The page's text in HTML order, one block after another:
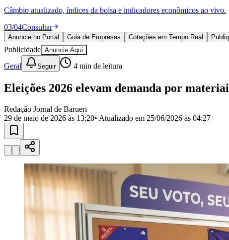
Eleições
Esportes
Saúde
Segurança
Cultura
Meio Ambiente
Obras
Bairros de Barueri
Selecione sua região Para notícias da sua região
AldeiaAldeia da Serra
Militar Itapevi
CristinaJardim Maria Helena
AldeinhaOsascoParque dos CamargosParque ImperialParque Santa
CondeVila Engenho Novo Vila Márcia Vila Nossa Sra. da Escada Vila
Para Sua Empresa
Anuncie no Portal
Guia de Empresas
Novo
Publicidade Legal
Câmbio atualizado, índices da bolsa e indicadores econômicos ao vivo.
03/04Consultar
Anuncie no Portal Guia de Empresas Cotações em Tempo Real
Publicidade Anuncie Aqui
Geral Seguir 4 min de leitura
Eleições 2026 elevam demanda por
Redação Jornal de Barueri
29 de maio de 2026 às 13:20• Atualizado em 25/06/2026 às 04:27